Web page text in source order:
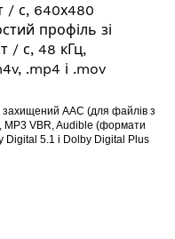
/ с, 640х480
профіль зі
/ с, 48 кГц,
.mp4 і .mov
захищений AAC (для файлів з
MP3 VBR, Audible (формати
Digital 5.1 і Dolby Digital Plus